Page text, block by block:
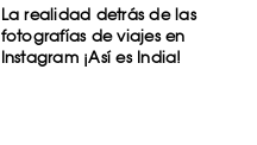
La realidad detrás de las
fotografías de viajes en
Instagram ¡Así es India!